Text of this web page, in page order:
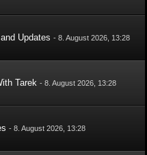
Updates -8. August 2026, 13:28
Tarek -8. August 2026, 13:28
-8. August 2026, 13:28